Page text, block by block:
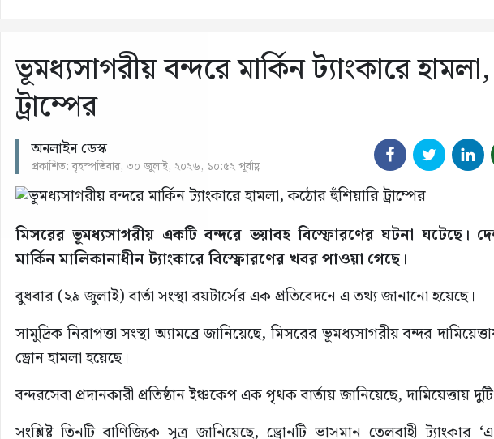
ভূমধ্যসাগরীয় বন্দরে মার্কিন ট্যাংকারে
ট্রাম্পের
অনলাইন ডেস্ক
প্রকাশিত: বৃহস্পতিবার, ৩০ জুলাই, ২০২৬, ১০:৫২ পূর্বাহ্ণ
মিসরের ভূমধ্যসাগরীয় একটি বন্দরে ভয়াবহ বিস্ফোরণের ঘটনা ঘটেছে।
মার্কিন মালিকানাধীন ট্যাংকারে বিস্ফোরণের খবর পাওয়া গেছে।
বুধবার (২৯ জুলাই) বার্তা সংস্থা রয়টার্সের এক প্রতিবেদনে এ তথ্য জানানো হয়েছে।
সামুদ্রিক নিরাপত্তা সংস্থা অ্যামব্রে জানিয়েছে, মিসরের ভূমধ্যসাগরীয় বন্দর
ড্রোন হামলা হয়েছে।
বন্দরসেবা প্রদানকারী প্রতিষ্ঠান ইঞ্চকেপ এক পৃথক বার্তায় জানিয়েছে, দামিয়েত্তায়
সংশ্লিষ্ট তিনটি বাণিজ্যিক সূত্র জানিয়েছে, ড্রোনটি ভাসমান তেলবাহী ট্যাংকার